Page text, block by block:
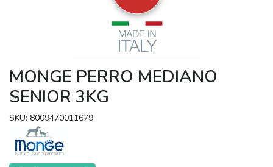
MONGE PERRO MEDIANO
SENIOR 3KG
SKU: 8009470011679